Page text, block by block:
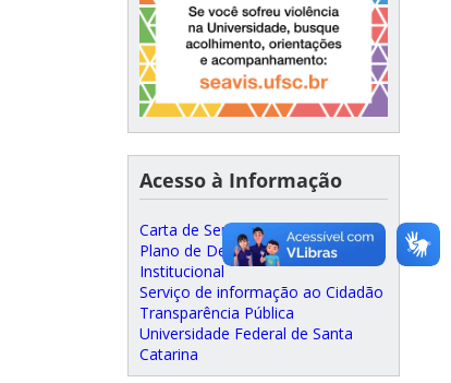
Acesso à Informação
Carta de Serviços ao Cidadão
Plano de Desenvolvimento
Institucional
Serviço de informação ao Cidadão
Transparência Pública
Universidade Federal de Santa
Catarina